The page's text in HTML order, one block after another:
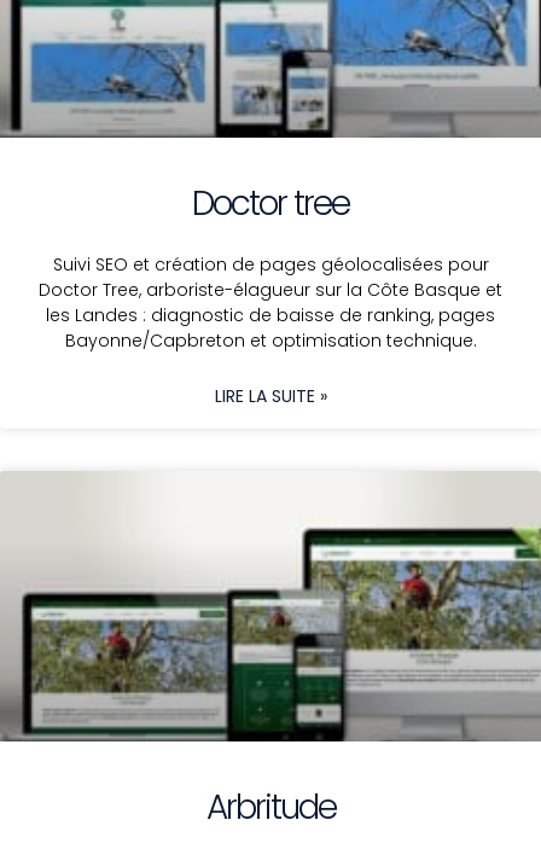
Doctor tree
Suivi SEO et création de pages géolocalisées pour
Doctor Tree, arboriste-élagueur sur la Côte Basque et
les Landes : diagnostic de baisse de ranking, pages
Bayonne/Capbreton et optimisation technique.
LIRE LA SUITE »
Arbritude